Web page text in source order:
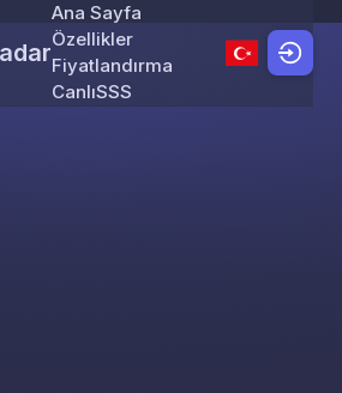
Skip to content
Ana Sayfa
Özellikler
Fiyatlandırma
CanlıSSS